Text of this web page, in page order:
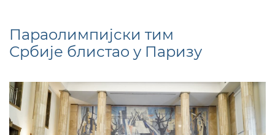
Параолимпијски тим
Србије блистао у Паризу